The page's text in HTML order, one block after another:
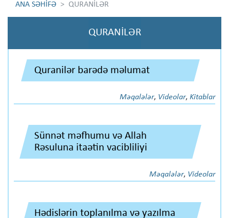
ANA SƏHİFƏ QURANİLƏR
QURANİLƏR
Quranilər barədə məlumat
Məqalələr, Videolar, Kitablar
Sünnət məfhumu və Allah
Rəsuluna itaətin vacibliliyi
Məqalələr, Videolar
Hədislərin toplanılma və yazılma